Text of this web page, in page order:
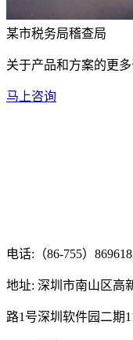
某市税务局稽查局
关于产品和方案的更
马上咨询
电话:（86-755）
地址: 深圳市南山区高
路1号深圳软件园二期